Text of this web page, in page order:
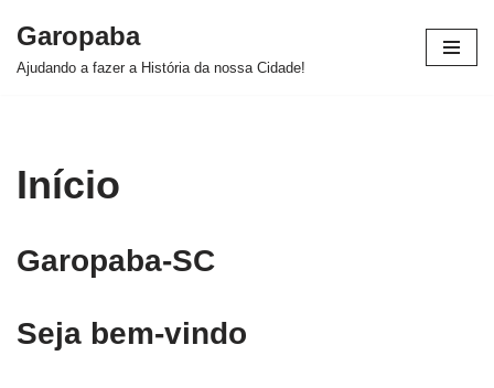
Pular
Garopaba
Ajudando a fazer a História da nossa Cidade!
Início
Garopaba-SC
Seja bem-vindo